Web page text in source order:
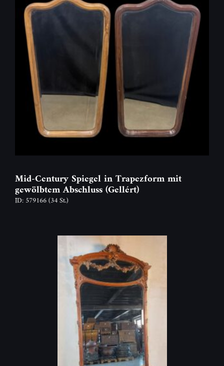
Mid-Century Spiegel in Trapezform mit
gewölbtem Abschluss (Gellért)
ID: 579166(34 St.)